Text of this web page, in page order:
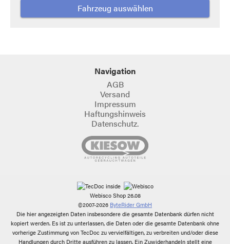
Fahrzeug auswählen
Navigation
AGB
Versand
Impressum
Haftungshinweis
Datenschutz.
Webisco Shop 26.08
©2007-2026 ByteRider GmbH
Die hier angezeigten Daten insbesondere die gesamte Datenbank dürfen nicht
kopiert werden. Es ist zu unterlassen, die Daten oder die gesamte Datenbank ohne
vorherige Zustimmung von TecDoc zu vervielfältigen, zu verbreiten und/oder diese
Handlungen durch Dritte ausführen zu lassen. Ein Zuwiderhandeln stellt eine